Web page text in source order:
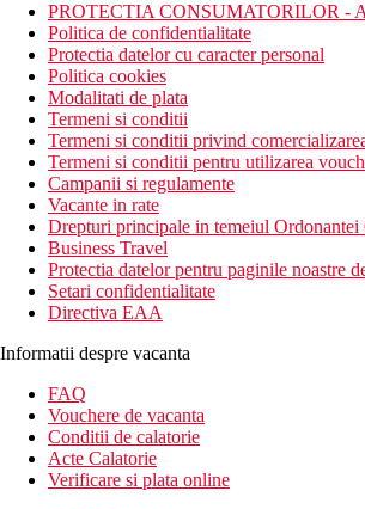
PROTECTIA CONSUMATORILOR -
Politica de confidentialitate
Protectia datelor cu caracter personal
Politica cookies
Modalitati de plata
Termeni si conditii
Termeni si conditii privind
Termeni si conditii pentru utilizarea
Campanii si regulamente
Vacante in rate
Drepturi principale in temeiul
Business Travel
Protectia datelor pentru paginile noastre
Setari confidentialitate
Directiva EAA
Informatii despre vacanta
FAQ
Vouchere de vacanta
Conditii de calatorie
Acte Calatorie
Verificare si plata online